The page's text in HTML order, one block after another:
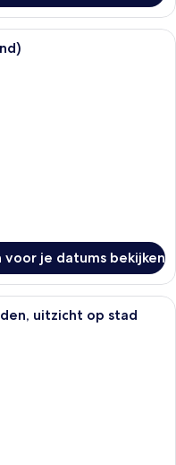
hotelkamer met een groot bed,
voor je datums bekijken
met een groot raam
uitzicht op stad